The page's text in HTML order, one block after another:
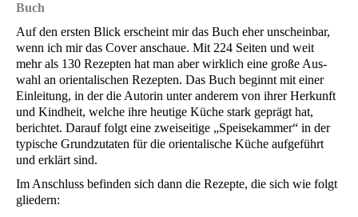
Buch
Auf den ers­ten Blick erscheint mir das Buch eher unschein­bar,
wenn ich mir das Cover anschaue. Mit 224 Sei­ten und weit
mehr als 130 Rezep­ten hat man aber wirk­lich eine gro­ße Aus­
wahl an ori­en­ta­li­schen Rezep­ten. Das Buch beginnt mit einer
Ein­lei­tung, in der die Autorin unter ande­rem von ihrer Her­kunft
und Kind­heit, wel­che ihre heu­ti­ge Küche stark geprägt hat,
berich­tet. Dar­auf folgt eine zwei­sei­ti­ge „Spei­se­kam­mer“ in der
typi­sche Grund­zu­ta­ten für die ori­en­ta­li­sche Küche auf­ge­führt
und erklärt sind.
Im Anschluss befin­den sich dann die Rezep­te, die sich wie folgt
gliedern: